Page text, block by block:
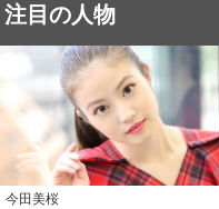
注目の人物
今田美桜